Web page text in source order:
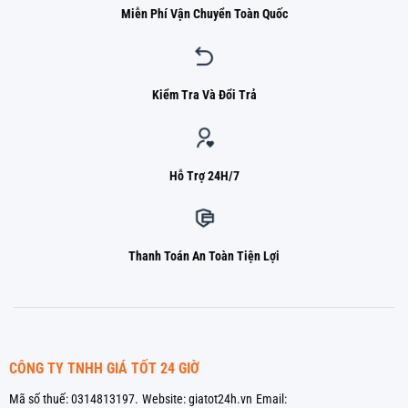
Miễn Phí Vận Chuyển Toàn Quốc
Kiểm Tra Và Đổi Trả
Hỗ Trợ 24H/7
Thanh Toán An Toàn Tiện Lợi
CÔNG TY TNHH GIÁ TỐT 24 GIỜ
Mã số thuế: 0314813197. Website: giatot24h.vn Email: